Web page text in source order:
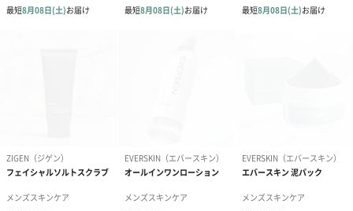
わり）（720円）
ーリップ）（720円）
イトピンク×
ト）（580円）